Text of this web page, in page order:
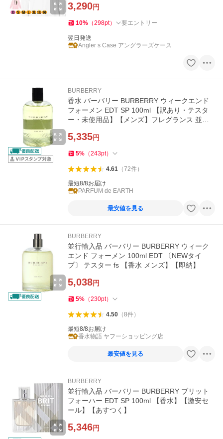
3,290円
10% （298pt） 要エントリー
翌日発送
Angler s Case アングラーズケース
BURBERRY
香水 バーバリー BURBERRY ウィークエンド
フォーメン EDT SP 100ml 【訳あり・テスタ
ー・未使用品】【メンズ】フレグランス 並行
5,335円
5% （243pt）
4.61（72件）
最短8/8お届け
PARFUM de EARTH
最安値を見る
BURBERRY
並行輸入品 バーバリー BURBERRY ウィーク
エンド フォーメン 100ml EDT 〔NEWタイ
プ〕 テスター fs 【香水 メンズ】【即納】
5,038円
5% （230pt）
4.50（8件）
最短8/8お届け
香水物語 ヤフーショッピング店
最安値を見る
BURBERRY
並行輸入品 バーバリー BURBERRY ブリット
フォーハー EDT SP 100ml 【香水】【激安セ
ール】【あすつく】
5,346円